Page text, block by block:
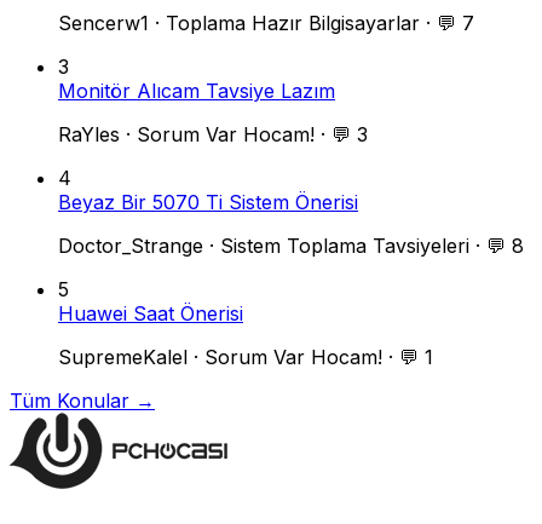
Sencerw1 · Toplama Hazır Bilgisayarlar · 💬 7
3
Monitör Alıcam Tavsiye Lazım
RaYles · Sorum Var Hocam! · 💬 3
4
Beyaz Bir 5070 Ti Sistem Önerisi
Doctor_Strange · Sistem Toplama Tavsiyeleri · 💬 8
5
Huawei Saat Önerisi
SupremeKalel · Sorum Var Hocam! · 💬 1
Tüm Konular →